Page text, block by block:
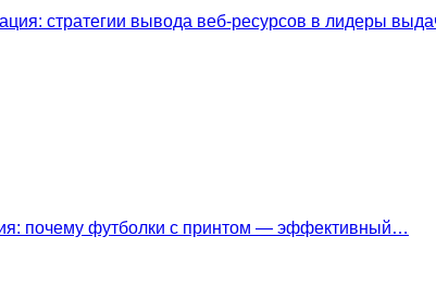
стратегии вывода веб-ресурсов в лидеры
почему футболки с принтом — эффективный…